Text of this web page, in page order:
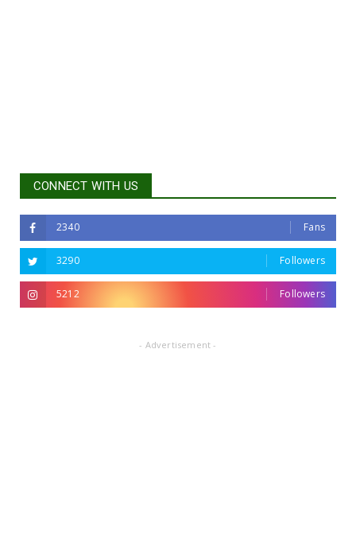
CONNECT WITH US
2340 Fans
3290 Followers
5212 Followers
- Advertisement -